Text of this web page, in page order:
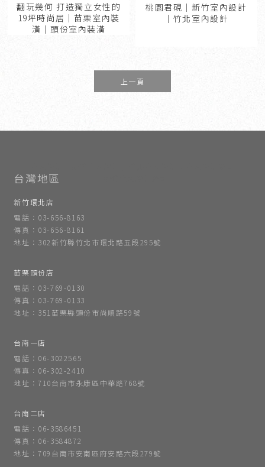
翻玩幾何 打造獨立女性的
19坪時尚居｜苗栗室內裝
潢｜頭份室內裝潢
桃園君硯｜新竹室內設計
｜竹北室內設計
上一頁
新竹環北店
電話：03-656-8163
傳真：03-656-8161
地址：302新竹縣竹北市環北路五段295號
苗栗頭份店
電話：03-769-0130
傳真：03-769-0133
地址：351苗栗縣頭份市尚順路59號
台南一店
電話：06-3022565
傳真：06-302-2410
地址：710台南市永康區中華路768號
台南二店
電話：06-3586451
傳真：06-3584872
地址：709台南市安南區府安路六段279號